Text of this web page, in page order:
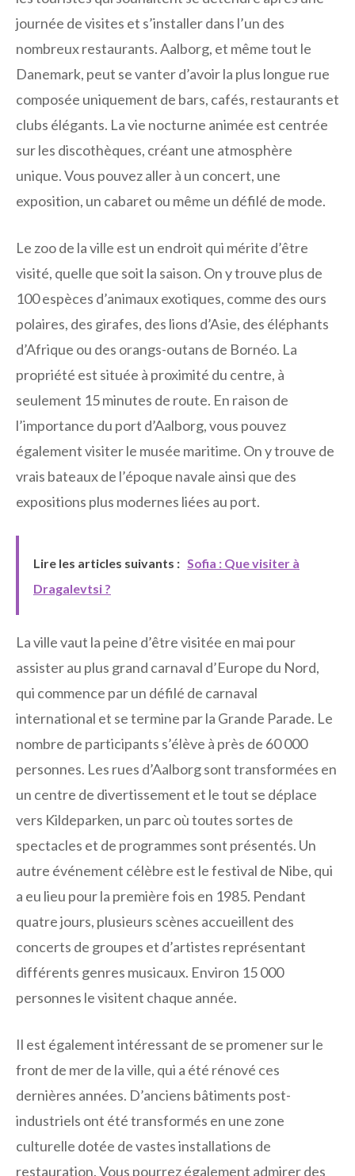
journée de visites et s’installer dans l’un des
nombreux restaurants. Aalborg, et même tout le
Danemark, peut se vanter d’avoir la plus longue rue
composée uniquement de bars, cafés, restaurants et
clubs élégants. La vie nocturne animée est centrée
sur les discothèques, créant une atmosphère
unique. Vous pouvez aller à un concert, une
exposition, un cabaret ou même un défilé de mode.
Le zoo de la ville est un endroit qui mérite d’être
visité, quelle que soit la saison. On y trouve plus de
100 espèces d’animaux exotiques, comme des ours
polaires, des girafes, des lions d’Asie, des éléphants
d’Afrique ou des orangs-outans de Bornéo. La
propriété est située à proximité du centre, à
seulement 15 minutes de route. En raison de
l’importance du port d’Aalborg, vous pouvez
également visiter le musée maritime. On y trouve de
vrais bateaux de l’époque navale ainsi que des
expositions plus modernes liées au port.
Lire les articles suivants : Sofia : Que visiter à
Dragalevtsi ?
La ville vaut la peine d’être visitée en mai pour
assister au plus grand carnaval d’Europe du Nord,
qui commence par un défilé de carnaval
international et se termine par la Grande Parade. Le
nombre de participants s’élève à près de 60 000
personnes. Les rues d’Aalborg sont transformées en
un centre de divertissement et le tout se déplace
vers Kildeparken, un parc où toutes sortes de
spectacles et de programmes sont présentés. Un
autre événement célèbre est le festival de Nibe, qui
a eu lieu pour la première fois en 1985. Pendant
quatre jours, plusieurs scènes accueillent des
concerts de groupes et d’artistes représentant
différents genres musicaux. Environ 15 000
personnes le visitent chaque année.
Il est également intéressant de se promener sur le
front de mer de la ville, qui a été rénové ces
dernières années. D’anciens bâtiments post-
industriels ont été transformés en une zone
culturelle dotée de vastes installations de
restauration. Vous pourrez également admirer des